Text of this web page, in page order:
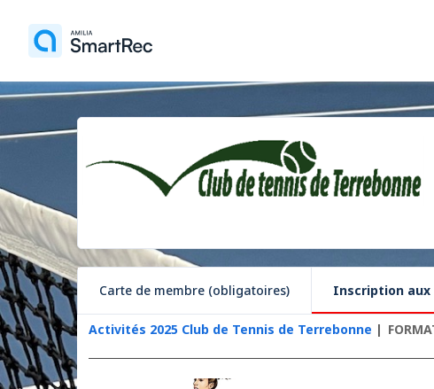
Carte de membre (obligatoires) Inscription
Activités 2025 Club de Tennis de Terrebonne